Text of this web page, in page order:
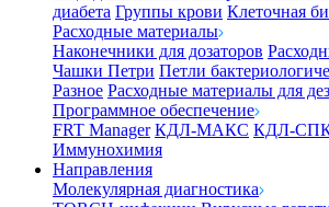
диабета Группы крови Клеточная
Расходные материалы
Наконечники для дозаторов
Чашки Петри Петли
Разное Расходные материалы для
Программное обеспечение
FRT Manager КДЛ-МАКС КДЛ-
Иммунохимия
Направления
Молекулярная диагностика